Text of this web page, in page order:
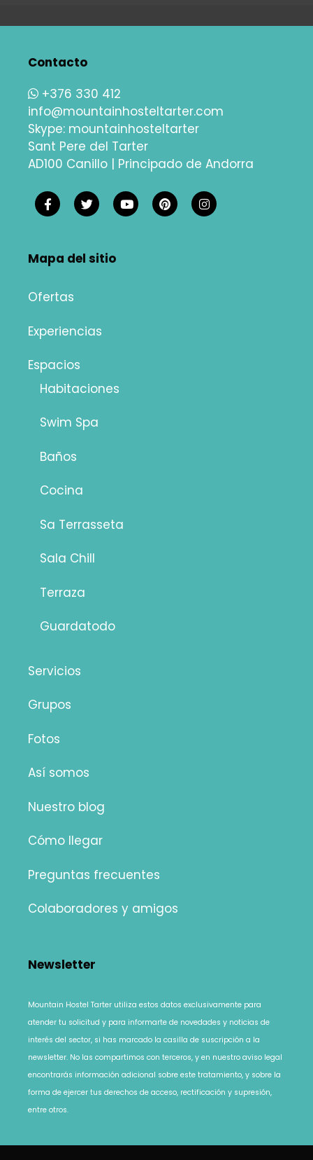
Contacto
+376 330 412
info@mountainhosteltarter.com
Skype: mountainhosteltarter
Sant Pere del Tarter
AD100 Canillo | Principado de Andorra
Mapa del sitio
Ofertas
Experiencias
Espacios
Habitaciones
Swim Spa
Baños
Cocina
Sa Terrasseta
Sala Chill
Terraza
Guardatodo
Servicios
Grupos
Fotos
Así somos
Nuestro blog
Cómo llegar
Preguntas frecuentes
Colaboradores y amigos
Newsletter
Mountain Hostel Tarter utiliza estos datos exclusivamente para
atender tu solicitud y para informarte de novedades y noticias de
interés del sector, si has marcado la casilla de suscripción a la
newsletter. No las compartimos con terceros, y en nuestro aviso legal
encontrarás información adicional sobre este tratamiento, y sobre la
forma de ejercer tus derechos de acceso, rectificación y supresión,
entre otros.